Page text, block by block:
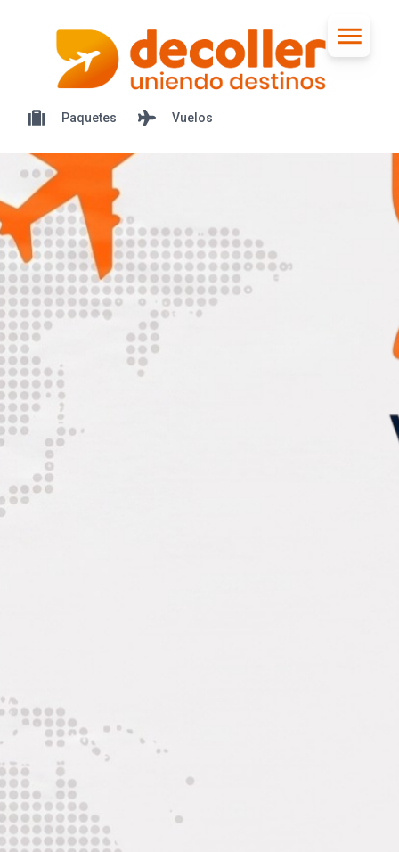
Paquetes Vuelos